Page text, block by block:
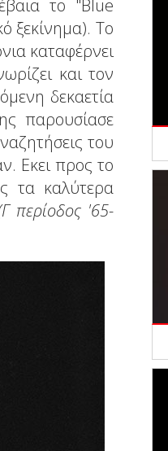
το "Blue
ξεκίνημα). Το
καταφέρνει
και τον
δεκαετία
παρουσίασε
του
Εκει προς το
τα καλύτερα
περίοδος '65-